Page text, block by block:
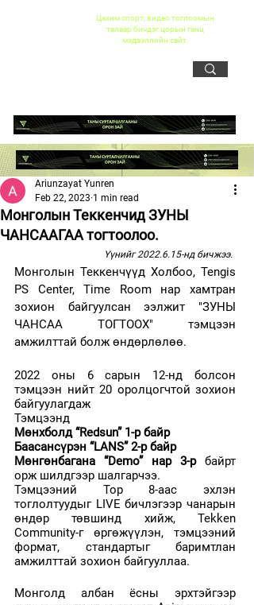
Цахим спорт, видео тоглоомын
талаар бичдэг цорын ганц
мэдээллийн сайт
Монголын Теккенчид ЗУНЫ
ЧАНСААГАА тогтоолоо.
Ariunzayat Yunren
Feb 22, 2023 1 min read
Үүнийг 2022.6.15-нд бичжээ.
Монголын Теккенчүүд Холбоо, Tengis
PS Center, Time Room нар хамтран
зохион байгуулсан ээлжит "ЗУНЫ
ЧАНСАА ТОГТООХ" тэмцээн
амжилттай болж өндөрлөлөө.
2022 оны 6 сарын 12-нд болсон
тэмцээн нийт 20 оролцогчтой зохион
байгуулагдаж
Тэмцээнд
Мөнхболд “Redsun” 1-р байр
Баасансүрэн “LANS” 2-р байр
Мөнгөнбагана “Demo” нар 3-р байрт
орж шилдгээр шалгарчээ.
Тэмцээний Top 8-аас эхлэн
тоглолтуудыг LIVE бичлэгээр чанарын
өндөр төвшинд хийж, Tekken
Community-г өргөжүүлэн, тэмцээний
формат, стандартыг баримтлан
амжилттай зохион байгууллаа.
Монголд албан ёсны эрхтэйгээр